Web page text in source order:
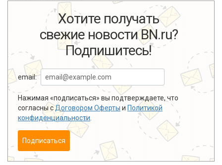
Хотите получать
свежие новости BN.ru?
Подпишитесь!
email:
Нажимая «подписаться» вы подтверждаете, что
согласны сДоговором Оферты и Политикой
конфиденциальности
Подписаться